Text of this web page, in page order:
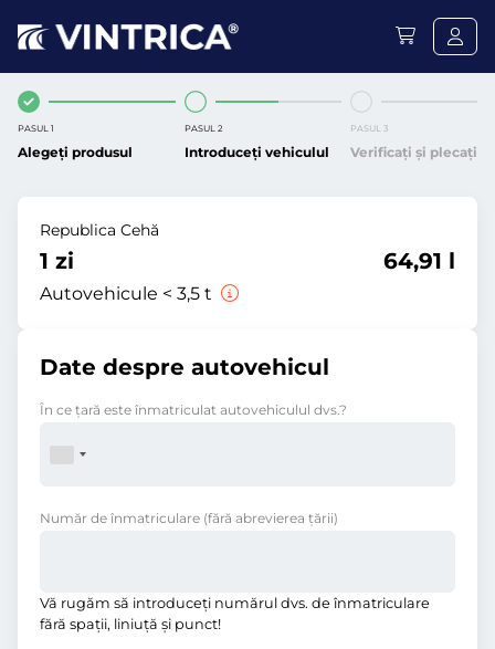
PASUL 1
Alegeți produsul
PASUL 2
Introduceți vehiculul
PASUL 3
Verificați și plecați
Republica Cehă
1 zi
Autovehicule < 3,5 t
64,91 l
Date despre autovehicul
În ce ţară este înmatriculat autovehiculul dvs.?
Număr de înmatriculare (fără abrevierea ţării)
Vă rugăm să introduceţi numărul dvs. de înmatriculare
fără spații, liniuţă și punct!